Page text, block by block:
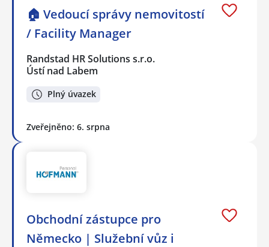
🏠 Vedoucí správy nemovitostí
/ Facility Manager
Randstad HR Solutions s.r.o.
Ústí nad Labem
Plný úvazek
Zveřejněno: 6. srpna
Obchodní zástupce pro
Německo | Služební vůz i